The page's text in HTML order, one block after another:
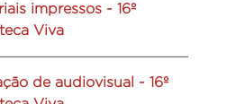
impressos - 16º
Viva
de audiovisual - 16º